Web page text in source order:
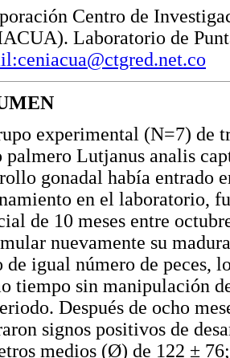
Centro de
Laboratorio de
experimental (N=7) de
palmero Lutjanus analis
gonadal había entrado
en el laboratorio,
de 10 meses entre
nuevamente su
de igual número de peces,
tiempo sin manipulación
Después de ocho
signos positivos de
medios (Ø) de 122 ±